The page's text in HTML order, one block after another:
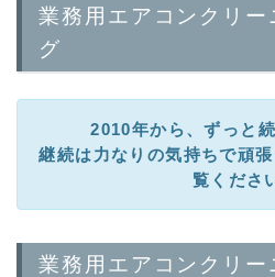
業務用エアコンクリー
グ
2010年から、ずっと
継続は力なりの気持ちで頑
覧くださ
業務用エアコンクリー